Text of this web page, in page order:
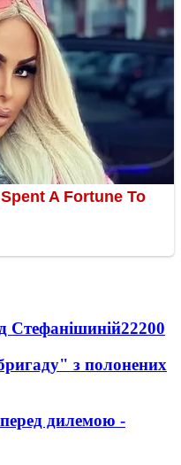
Стефанішиній22200
з полонених
дилемою -